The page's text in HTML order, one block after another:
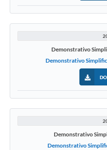
Demonstrativo
Demonstrativo
Demonstrativo
Demonstrativo